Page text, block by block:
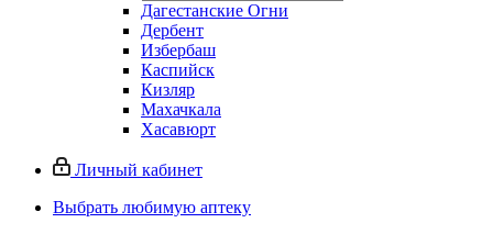
Дагестанские Огни
Дербент
Избербаш
Каспийск
Кизляр
Махачкала
Хасавюрт
Личный кабинет
Выбрать любимую аптеку